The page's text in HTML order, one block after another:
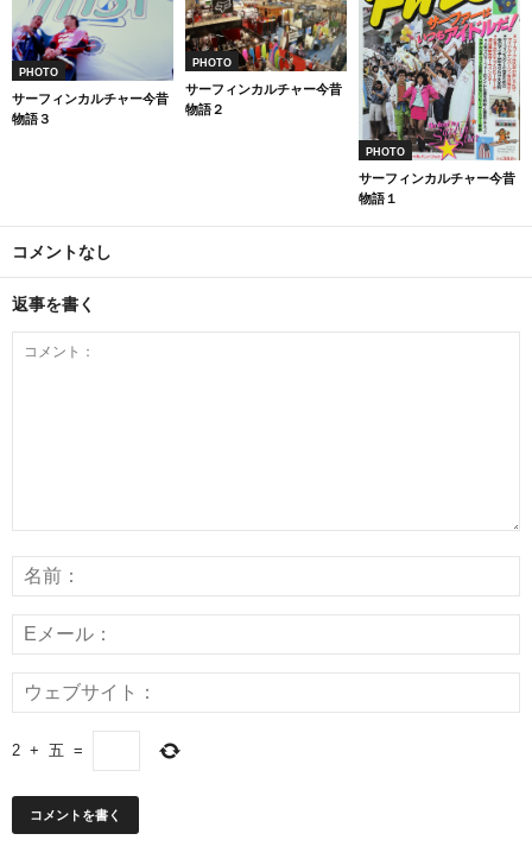
PHOTO
サーフィンカルチャー今昔
物語３
PHOTO
サーフィンカルチャー今昔
物語２
PHOTO
サーフィンカルチャー今昔
物語１
コメントなし
返事を書く
2 + 五 =